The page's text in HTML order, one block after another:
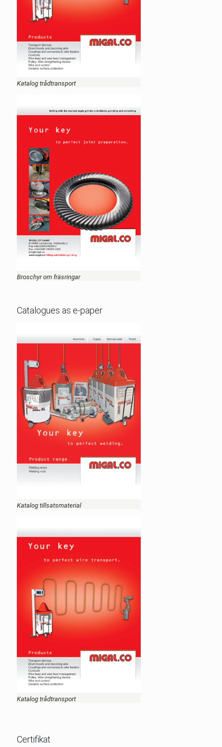
Katalog trådtransport
Broschyr om fräsringar
Catalogues as e-paper
Katalog tillsatsmaterial
Katalog trådtransport
Certifikat